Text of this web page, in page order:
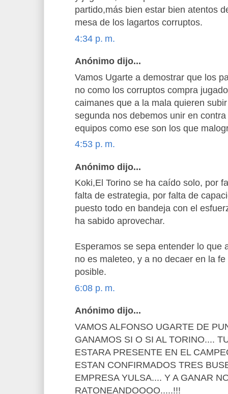
partido,más bien estar bien atentos
mesa de los lagartos corruptos.
4:34 p. m.
Anónimo dijo...
Vamos Ugarte a demostrar que los
no como los corruptos compra
caimanes que a la mala quieren
segunda nos debemos unir en
equipos como ese son los que
4:53 p. m.
Anónimo dijo...
Koki,El Torino se ha caído solo, por
falta de estrategia, por falta de
puesto todo en bandeja con el
ha sabido aprovechar.
Esperamos se sepa entender lo que
no es maleteo, y a no decaer en la
posible.
6:08 p. m.
Anónimo dijo...
VAMOS ALFONSO UGARTE DE
GANAMOS SI O SI AL TORINO....
ESTARA PRESENTE EN EL
ESTAN CONFIRMADOS TRES
EMPRESA YULSA.... Y A GANAR
RATONEANDOOOO.....!!!